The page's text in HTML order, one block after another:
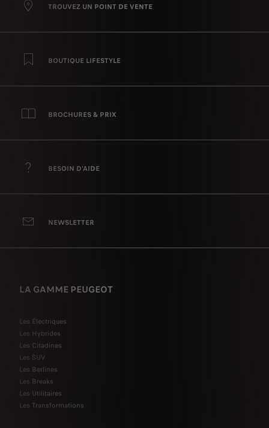
TROUVEZ UN POINT DE VENTE
BOUTIQUE LIFESTYLE
BROCHURES & PRIX
BESOIN D'AIDE
NEWSLETTER
LA GAMME PEUGEOT
Les Électriques
Les Hybrides
Les Citadines
Les SUV
Les Berlines
Les Breaks
Les Utilitaires
Les Transformations